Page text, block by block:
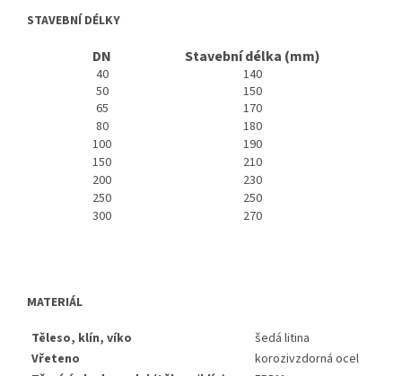
STAVEBNÍ DÉLKY
DN Stavební délka (mm)
40
140
50
150
65
170
80
180
100
190
150
210
200
230
250
250
300
270
MATERIÁL
Těleso, klín, víko
šedá litina
Vřeteno
korozivzdorná ocel